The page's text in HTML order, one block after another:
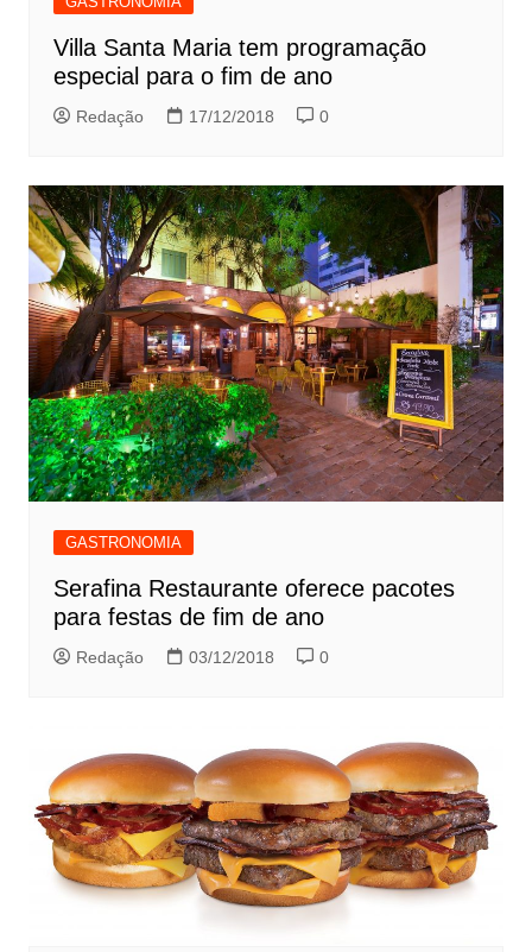
Villa Santa Maria tem programação
especial para o fim de ano
Redação 17/12/2018 0
GASTRONOMIA
Serafina Restaurante oferece pacotes
para festas de fim de ano
Redação 03/12/2018 0